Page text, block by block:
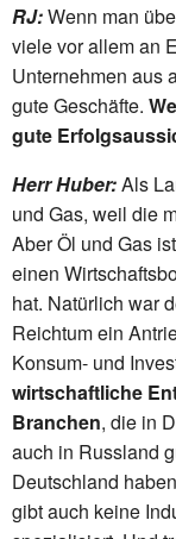
RJ:Wenn man
viele vor allem an
Unternehmen aus
gute Geschäfte.
gute
Herr Huber:Als
und Gas, weil die
Aber Öl und Gas
einen
hat. Natürlich war
Reichtum ein
Konsum- und
wirtschaftliche
Branchen, die in
auch in Russland
Deutschland
gibt auch keine